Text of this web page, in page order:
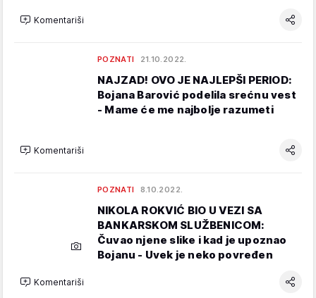
Komentariši
POZNATI 21.10.2022.
NAJZAD! OVO JE NAJLEPŠI PERIOD:
Bojana Barović podelila srećnu vest
- Mame će me najbolje razumeti
Komentariši
POZNATI 8.10.2022.
NIKOLA ROKVIĆ BIO U VEZI SA
BANKARSKOM SLUŽBENICOM:
Čuvao njene slike i kad je upoznao
Bojanu - Uvek je neko povređen
Komentariši